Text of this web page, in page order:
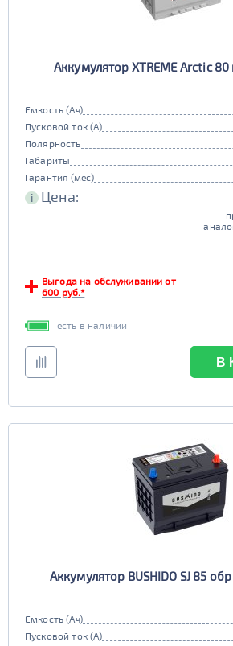
Аккумулятор XTREME Arctic 80
Емкость (Ач)
Пусковой ток (А)
Полярность
Габариты
Гарантия (мес)
i Цена:
Выгода на обслуживании от
600 руб.*
есть в наличии
В
Аккумулятор BUSHIDO SJ 85
Емкость (Ач)
Пусковой ток (А)